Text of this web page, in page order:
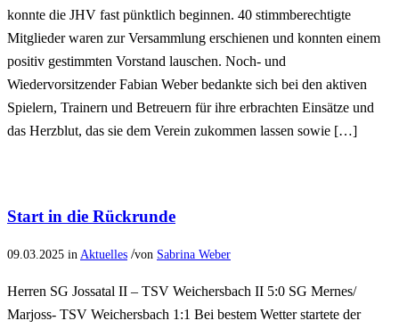
konnte die JHV fast pünktlich beginnen. 40 stimmberechtigte
Mitglieder waren zur Versammlung erschienen und konnten einem
positiv gestimmten Vorstand lauschen. Noch- und
Wiedervorsitzender Fabian Weber bedankte sich bei den aktiven
Spielern, Trainern und Betreuern für ihre erbrachten Einsätze und
das Herzblut, das sie dem Verein zukommen lassen sowie […]
Start in die Rückrunde
09.03.2025 in Aktuelles /von Sabrina Weber
Herren SG Jossatal II – TSV Weichersbach II 5:0 SG Mernes/
Marjoss- TSV Weichersbach 1:1 Bei bestem Wetter startete der